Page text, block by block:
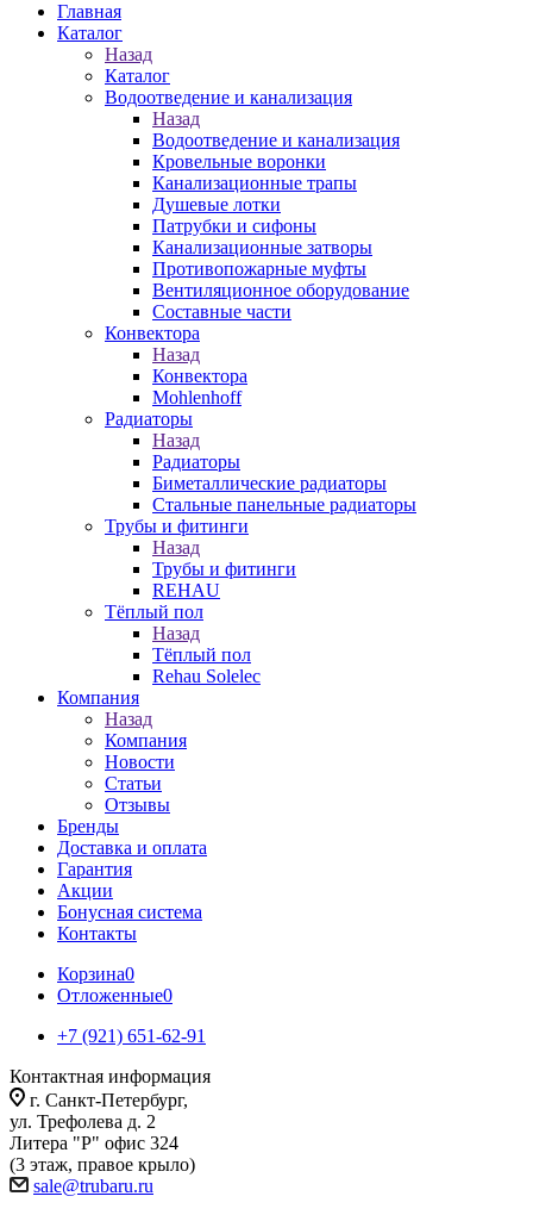
Главная
Каталог
Назад
Каталог
Водоотведение и канализация
Назад
Водоотведение и канализация
Кровельные воронки
Канализационные трапы
Душевые лотки
Патрубки и сифоны
Канализационные затворы
Противопожарные муфты
Вентиляционное оборудование
Составные части
Конвектора
Назад
Конвектора
Mohlenhoff
Радиаторы
Назад
Радиаторы
Биметаллические радиаторы
Стальные панельные радиаторы
Трубы и фитинги
Назад
Трубы и фитинги
REHAU
Тёплый пол
Назад
Тёплый пол
Rehau Solelec
Компания
Назад
Компания
Новости
Статьи
Отзывы
Бренды
Доставка и оплата
Гарантия
Акции
Бонусная система
Контакты
Корзина0
Отложенные0
+7 (921) 651-62-91
Контактная информация
г. Санкт-Петербург,
ул. Трефолева д. 2
Литера "Р" офис 324
(3 этаж, правое крыло)
sale@trubaru.ru